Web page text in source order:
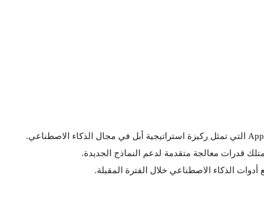
قدرات معالجة متقدمة لدعم النماذج الجديدة.
الذكاء الاصطناعي خلال الفترة المقبلة.